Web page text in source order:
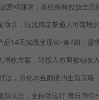
新玩法，全自动运行 每日300+